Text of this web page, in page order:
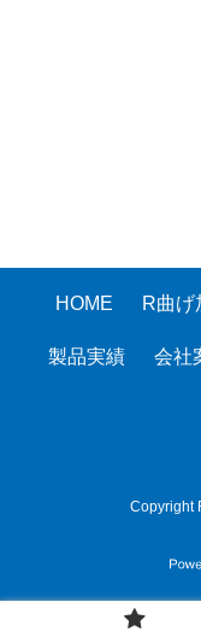
HOME R曲げ
製品実績 会社
Copyright